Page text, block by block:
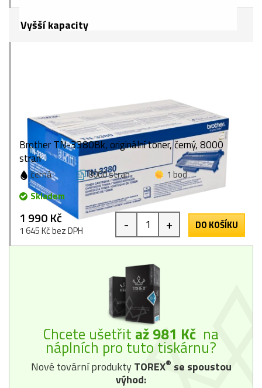
Vyšší kapacity
Brother TN-3380Bk, originální toner, černý, 8000
stran
černá 8000 stran
1 bod
Skladem
1 990 Kč
1 645 Kč bez DPH - + DO KOŠÍKU
Chcete ušetřit až 981 Kč na
náplních pro tuto tiskárnu?
Nové tovární produktyTOREX® se spoustou
výhod: